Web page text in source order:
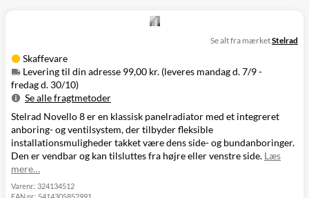
Skaffevare
Levering til din adresse 99,00 kr. (leveres mandag d. 7/9 -
fredag d. 30/10)
Se alle fragtmetoder
Metode
Pris
Leveres
Levering til
din adresse
99,00 kr.
Mandag d. 7/9
-
fredag d. 30/10
Click&Collect
i Svenstrup
Se alt fra mærketStelrad
Stelrad Novello 8 er en klassisk panelradiator med et integreret
anboring- og ventilsystem, der tilbyder fleksible
installationsmuligheder takket være dens side- og bundanboringer.
Den er vendbar og kan tilsluttes fra højre eller venstre side. Læs
mere…
Varenr.: 324134512